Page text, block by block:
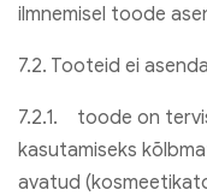
ilmnemisel toode
7.2. Tooteid ei
7.2.1. toode on
kasutamiseks
avatud